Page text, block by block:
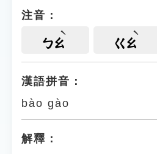
貓頭鷹博士
注音：
ㄅㄠ ㄍㄠ
漢語拼音：
bào gào
解釋：